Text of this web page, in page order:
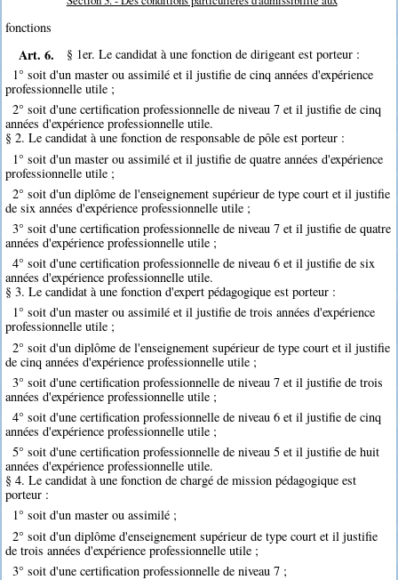
fonctions
Art. 6.
§ 1er. Le candidat à une fonction de dirigeant est porteur :
1° soit d'un master ou assimilé et il justifie de cinq années d'expérience
professionnelle utile ;
2° soit d'une certification professionnelle de niveau 7 et il justifie de cinq
années d'expérience professionnelle utile.
§ 2. Le candidat à une fonction de responsable de pôle est porteur :
1° soit d'un master ou assimilé et il justifie de quatre années d'expérience
professionnelle utile ;
2° soit d'un diplôme de l'enseignement supérieur de type court et il justifie
de six années d'expérience professionnelle utile ;
3° soit d'une certification professionnelle de niveau 7 et il justifie de quatre
années d'expérience professionnelle utile ;
4° soit d'une certification professionnelle de niveau 6 et il justifie de six
années d'expérience professionnelle utile.
§ 3. Le candidat à une fonction d'expert pédagogique est porteur :
1° soit d'un master ou assimilé et il justifie de trois années d'expérience
professionnelle utile ;
2° soit d'un diplôme de l'enseignement supérieur de type court et il justifie
de cinq années d'expérience professionnelle utile ;
3° soit d'une certification professionnelle de niveau 7 et il justifie de trois
années d'expérience professionnelle utile ;
4° soit d'une certification professionnelle de niveau 6 et il justifie de cinq
années d'expérience professionnelle utile ;
5° soit d'une certification professionnelle de niveau 5 et il justifie de huit
années d'expérience professionnelle utile.
§ 4. Le candidat à une fonction de chargé de mission pédagogique est
porteur :
1° soit d'un master ou assimilé ;
2° soit d'un diplôme d'enseignement supérieur de type court et il justifie
de trois années d'expérience professionnelle utile ;
3° soit d'une certification professionnelle de niveau 7 ;